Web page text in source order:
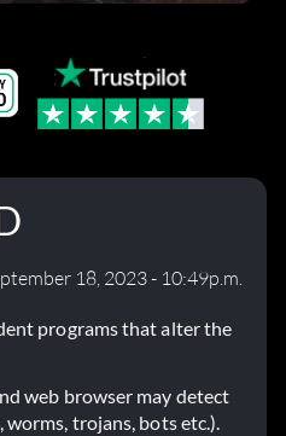
18, 2023 - 10:49p.m.
programs that alter the
web browser may detect
worms, trojans, bots etc.).